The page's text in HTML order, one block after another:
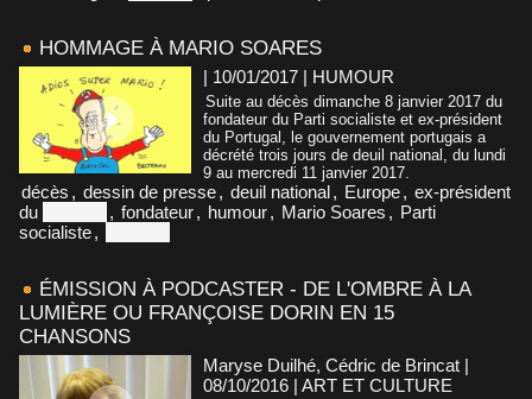
HOMMAGE À MARIO SOARES
| 10/01/2017 | HUMOUR
Suite au décès dimanche 8 janvier 2017 du
fondateur du Parti socialiste et ex-président
du Portugal, le gouvernement portugais a
décrété trois jours de deuil national, du lundi
9 au mercredi 11 janvier 2017.
décès , dessin de presse, deuil national, Europe, ex-président
du
, fondateur, humour, Mario Soares , Parti
socialiste,
ÉMISSION À PODCASTER - DE L'OMBRE À LA
LUMIÈRE OU FRANÇOISE DORIN EN 15
CHANSONS
Maryse Duilhé, Cédric de Brincat |
08/10/2016 | ART ET CULTURE